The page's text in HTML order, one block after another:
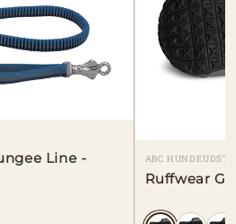
Line -
ABC
Ruffwear